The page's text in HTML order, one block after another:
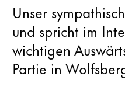
Unser
und spricht im
wichtigen
Partie in